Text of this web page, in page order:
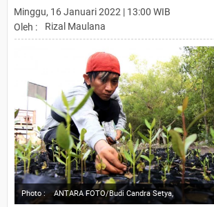
Minggu, 16 Januari 2022 | 13:00 WIB
Oleh :
Rizal Maulana
Photo : ANTARA FOTO/Budi Candra Setya,